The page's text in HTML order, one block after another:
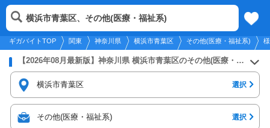
2026年8月6日更新
関東
メニュー
ギガバイトTOP 関東 神奈川県 横浜市青葉区 その他(医療・福祉系)
横浜市青葉区、その他(医療・福祉系)
【2026年08月最新版】神奈川県 横浜市青葉区のその他(医療・福祉系)のバイト・アルバイト・パートの求人募集情報
横浜市青葉区 選択
その他(医療・福祉系) 選択